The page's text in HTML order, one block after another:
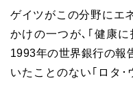
ゲイツがこの分野にエ
かけの一つが､｢健康
1993年の世界銀行の報
いたことのない｢ロタ･